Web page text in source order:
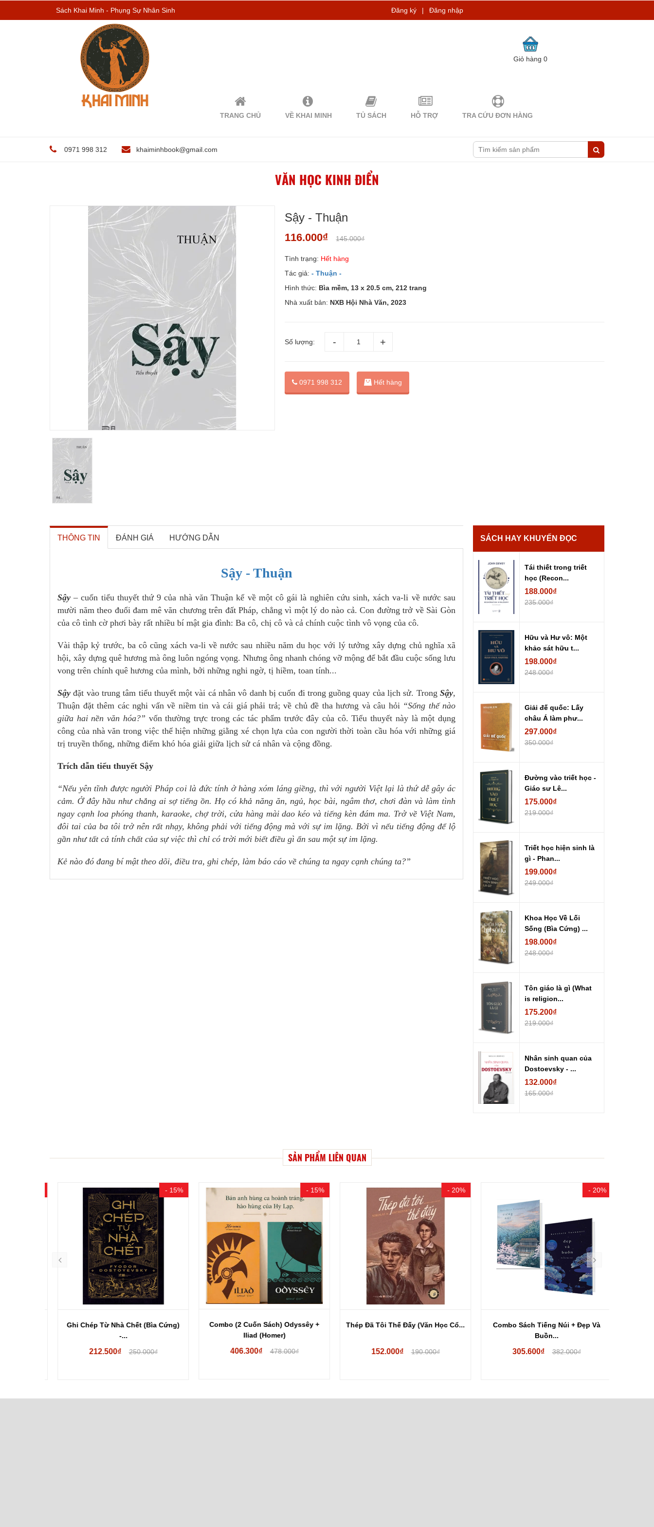
Sách Khai Minh - Phụng Sự Nhân Sinh Đăng ký | Đăng nhập
Giỏ hàng0
TRANG CHỦ VỀ KHAI MINH TỦ SÁCH HỖ TRỢ TRA CỨU ĐƠN HÀNG
0971 998 312 khaiminhbook@gmail.com
VĂN HỌC KINH ĐIỂN
Sậy - Thuận
116.000₫ 145.000₫
Tình trạng: Hết hàng
Tác giả:- Thuận -
Hình thức: Bìa mềm, 13 x 20.5 cm, 212 trang
Nhà xuất bản: NXB Hội Nhà Văn, 2023
Số lượng:
0971 998 312 Hết hàng
THÔNG TIN ĐÁNH GIÁ HƯỚNG DẪN
Sậy - Thuận
Sậy – cuốn tiểu thuyết thứ 9 của nhà văn Thuận kể về một cô gái là nghiên cứu sinh, xách va-li về nước sau
mười năm theo đuổi đam mê văn chương trên đất Pháp, chẳng vì một lý do nào cả. Con đường trở về Sài Gòn
của cô tình cờ phơi bày rất nhiều bí mật gia đình: Ba cô, chị cô và cả chính cuộc tình vô vọng của cô.
Vài thập kỷ trước, ba cô cũng xách va-li về nước sau nhiều năm du học với lý tưởng xây dựng chủ nghĩa xã
hội, xây dựng quê hương mà ông luôn ngóng vọng. Nhưng ông nhanh chóng vỡ mộng để bắt đầu cuộc sống lưu
vong trên chính quê hương của mình, bởi những nghi ngờ, tị hiềm, toan tính...
Sậy đặt vào trung tâm tiểu thuyết một vài cá nhân vô danh bị cuốn đi trong guồng quay của lịch sử. Trong Sậy,
Thuận đặt thêm các nghi vấn về niềm tin và cái giá phải trả; về chủ đề tha hương và câu hỏi “Sống thế nào
giữa hai nền văn hóa?” vốn thường trực trong các tác phẩm trước đây của cô. Tiểu thuyết này là một dụng
công của nhà văn trong việc thể hiện những giằng xé chọn lựa của con người thời toàn cầu hóa với những giá
trị truyền thống, những điểm khó hóa giải giữa lịch sử cá nhân và cộng đồng.
Trích dẫn tiểu thuyết Sậy
“Nếu yên tĩnh được người Pháp coi là đức tính ở hàng xóm láng giềng, thì với người Việt lại là thứ dễ gây ác
cảm. Ở đây hầu như chẳng ai sợ tiếng ồn. Họ có khả năng ăn, ngủ, học bài, ngâm thơ, chơi đàn và làm tình
ngay cạnh loa phóng thanh, karaoke, chợ trời, cửa hàng mài dao kéo và tiếng kèn đám ma. Trở về Việt Nam,
đôi tai của ba tôi trở nên rất nhạy, không phải với tiếng động mà với sự im lặng. Bởi vì nếu tiếng động để lộ
gần như tất cả tính chất của sự việc thì chỉ có trời mới biết điều gì ẩn sau một sự im lặng.
Kẻ nào đó đang bí mật theo dõi, điều tra, ghi chép, làm báo cáo về chúng ta ngay cạnh chúng ta?”
SÁCH HAY KHUYẾN ĐỌC
Tái thiết trong triết
học (Recon...
188.000₫
235.000₫
Hữu và Hư vô: Một
khảo sát hữu t...
198.000₫
248.000₫
Giải đế quốc: Lấy
châu Á làm phư...
297.000₫
350.000₫
Đường vào triết học -
Giáo sư Lê...
175.000₫
219.000₫
Triết học hiện sinh là
gì - Phan...
199.000₫
249.000₫
Khoa Học Về Lối
Sống (Bìa Cứng) ...
198.000₫
248.000₫
Tôn giáo là gì (What
is religion...
175.200₫
219.000₫
Nhân sinh quan của
Dostoevsky - ...
132.000₫
165.000₫
SẢN PHẨM LIÊN QUAN
- 15%
Ghi Chép Từ Nhà Chết (Bìa Cứng)
-...
212.500₫ 250.000₫
- 15%
Combo (2 Cuốn Sách) Odyssêy +
Iliad (Homer)
406.300₫ 478.000₫
- 20%
Thép Đã Tôi Thế Đấy (Văn Học Cổ...
152.000₫ 190.000₫
- 20%
Combo Sách Tiếng Núi + Đẹp Và
Buồn...
305.600₫ 382.000₫